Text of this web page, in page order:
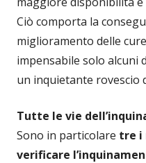
Ciò comporta la
miglioramento delle
impensabile solo alcuni
un inquietante rovescio
Tutte le vie
Sono in particolare tre i
verificare